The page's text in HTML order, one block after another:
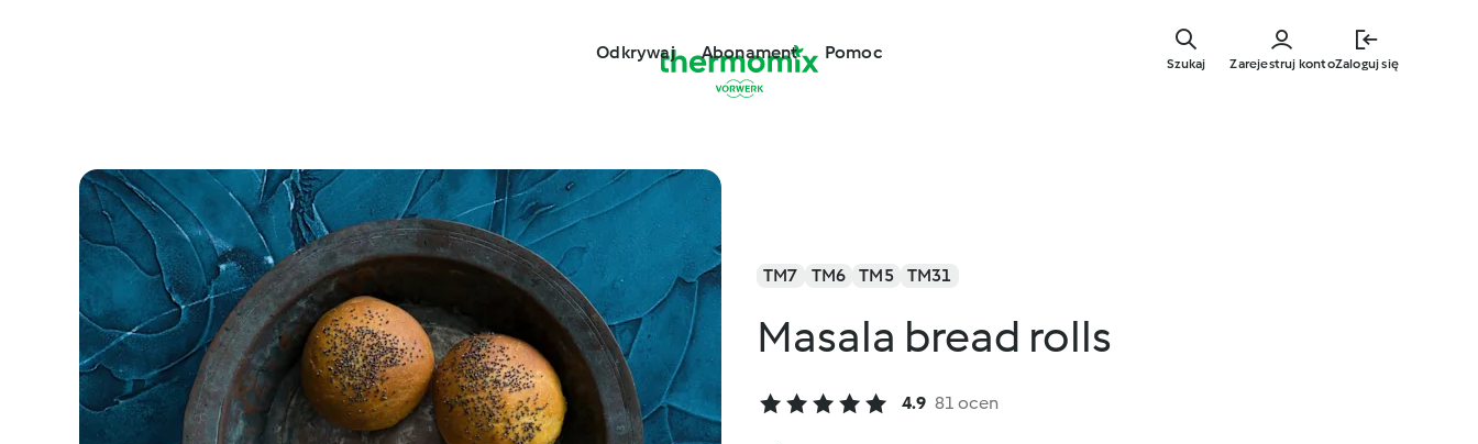
głównej
Odkrywaj Abonament Pomoc
Zarejestruj kontoZaloguj się
Szukaj
TM7 TM6 TM5 TM31
Masala bread rolls
4.9 81 ocen